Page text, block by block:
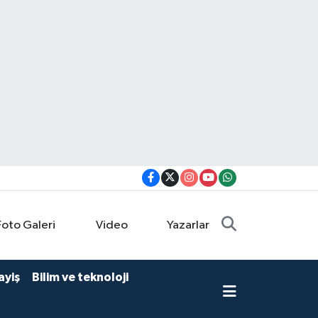
Galeri Video Yazarlar
Bilim ve teknoloji